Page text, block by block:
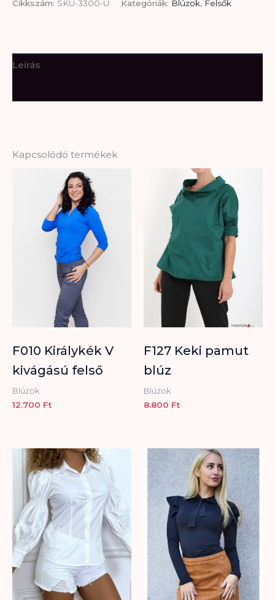
Cikkszám: SKU-3300-U Kategóriák: Blúzok, Felsők
Leírás
Kapcsolódó termékek
F010 Királykék V
kivágású felső
Blúzok
12.700 Ft
F127 Keki pamut
blúz
Blúzok
8.800 Ft